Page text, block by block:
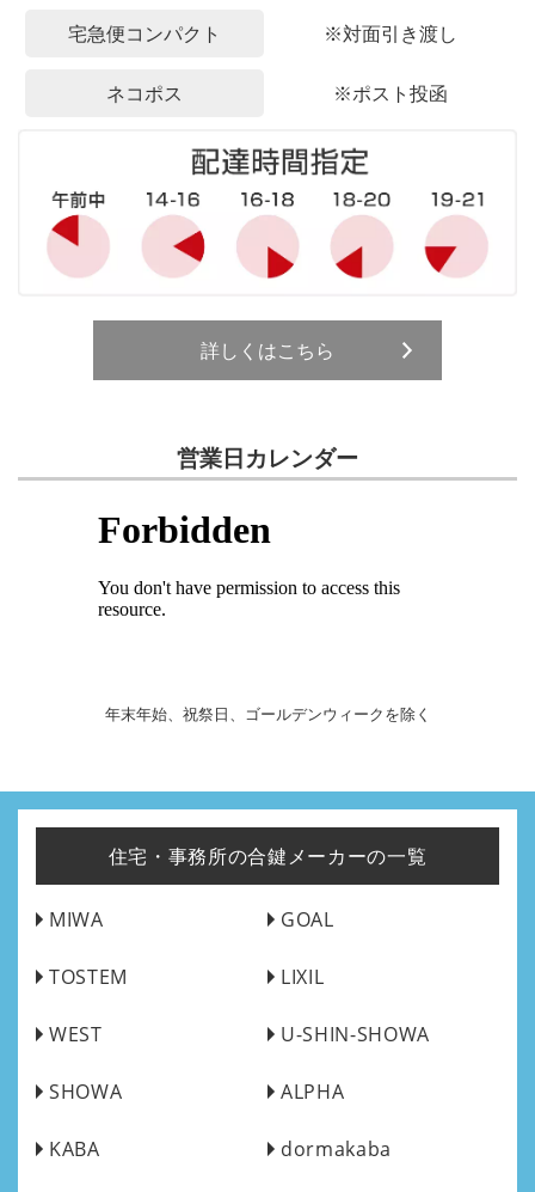
宅急便コンパクト ※対面引き渡し
ネコポス ※ポスト投函
詳しくはこちら
営業日カレンダー
年末年始、祝祭日、ゴールデンウィークを除く
住宅・事務所の合鍵メーカーの一覧
MIWA GOAL
TOSTEM LIXIL
WEST U-SHIN-SHOWA
SHOWA ALPHA
KABA dormakaba